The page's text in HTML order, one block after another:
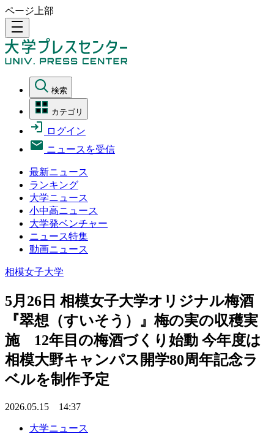
ページ上部
density_medium
検索
カテゴリ
ログイン
ニュースを受信
最新ニュース
ランキング
大学ニュース
小中高ニュース
大学発ベンチャー
ニュース特集
動画ニュース
相模女子大学
5月26日 相模女子大学オリジナル梅酒
『翠想（すいそう）』梅の実の収穫実
施 12年目の梅酒づくり始動 今年度は
相模大野キャンパス開学80周年記念ラ
ベルを制作予定
2026.05.15 14:37
大学ニュース